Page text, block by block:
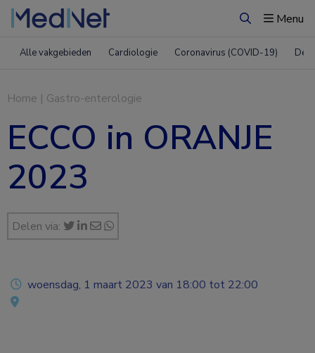
ZoekenMenu
Alle vakgebieden Cardiologie Coronavirus (COVID-19)
Home | Gastro-enterologie
ECCO in ORANJE
2023
Delen via:
woensdag, 1 maart 2023 van 18:00 tot 22:00